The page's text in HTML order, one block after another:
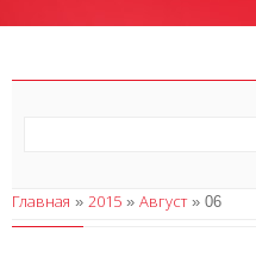
Главная » 2015 » Август » 06